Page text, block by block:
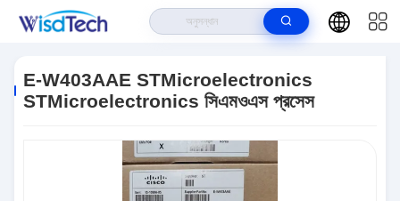
STMicroelectronics সিএমওএস প্রসেস
E-W403AAE STMicroelectronics
STMicroelectronics সিএমওএস প্রসেস